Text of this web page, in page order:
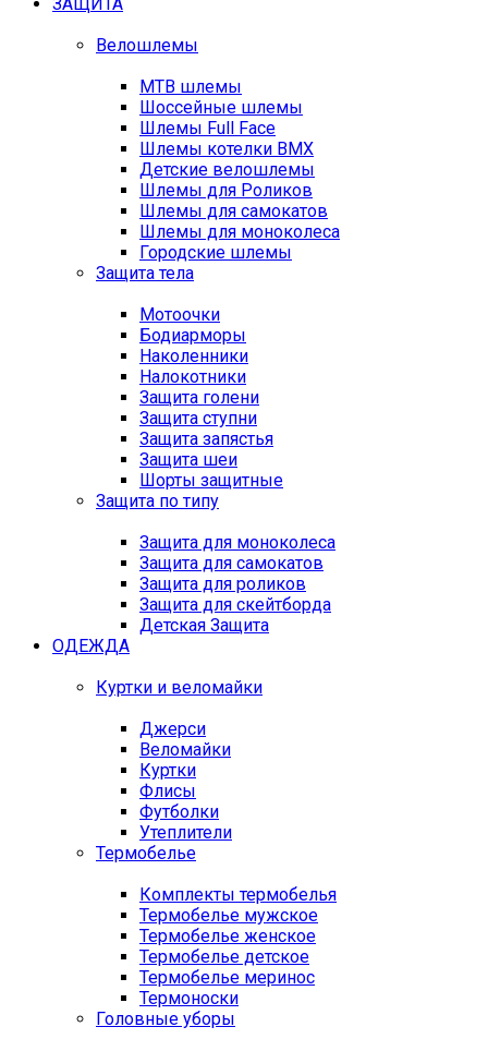
Велошлемы
MTB шлемы
Шоссейные шлемы
Шлемы Full Face
Шлемы котелки BMX
Детские велошлемы
Шлемы для Роликов
Шлемы для самокатов
Шлемы для моноколеса
Городские шлемы
Защита тела
Мотоочки
Бодиарморы
Наколенники
Налокотники
Защита голени
Защита ступни
Защита запястья
Защита шеи
Шорты защитные
Защита по типу
Защита для моноколеса
Защита для самокатов
Защита для роликов
Защита для скейтборда
Детская Защита
ОДЕЖДА
Куртки и веломайки
Джерси
Веломайки
Куртки
Флисы
Футболки
Утеплители
Термобелье
Комплекты термобелья
Термобелье мужское
Термобелье женское
Термобелье детское
Термобелье меринос
Термоноски
Головные уборы